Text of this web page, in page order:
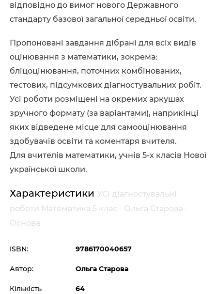
відповідно до вимог нового Державного
стандарту базової загальної середньої освіти.
Пропоновані завдання дібрані для всіх видів
оцінювання з математики, зокрема:
бліцоцінювання, поточних комбінованих,
тестових, підсумкових діагностувальних робіт.
Усі роботи розміщені на окремих аркушах
зручного формату (за варіантами), наприкінці
яких відведене місце для самооцінювання
здобувачів освіти та коментаря вчителя.
Для вчителів математики, учнів 5-х класів Нової
української школи.
Характеристики УСІ діагностувальні
роботи Математика 5 клас - Ольга Старова -
Основа
ISBN: 9786170040657
Автор: Ольга Старова
Кількість
64